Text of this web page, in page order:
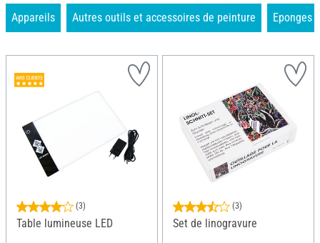
Appareils Autres outils et accessoires de peinture Eponges
(3)
Table lumineuse LED
(3)
Set de linogravure